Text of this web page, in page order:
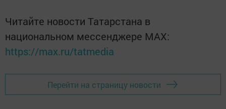
Читайте новости Татарстана в
национальном мессенджере MАХ:
https://max.ru/tatmedia
Перейти на страницу новости